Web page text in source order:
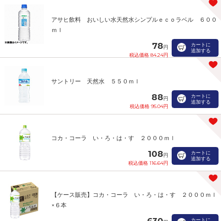
アサヒ飲料 おいしい水天然水シンプルｅｃｏラベル ６００
ｍｌ
78円
税込価格 84.24円
カートに
追加する
サントリー 天然水 ５５０ｍｌ
88円
税込価格 95.04円
カートに
追加する
コカ・コーラ い・ろ・は・す ２０００ｍｌ
108円
税込価格 116.64円
カートに
追加する
【ケース販売】コカ・コーラ い・ろ・は・す ２０００ｍｌ
×６本
カートに